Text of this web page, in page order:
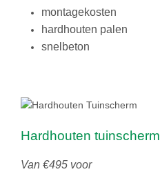
montagekosten
hardhouten palen
snelbeton
Hardhouten tuinscherm
Van €495 voor